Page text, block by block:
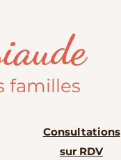
familles
Consultations
sur RDV